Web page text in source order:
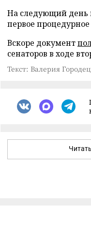
На следующий день
первое процедурное
Вскоре документ
сенаторов в ходе
Текст: Валерия